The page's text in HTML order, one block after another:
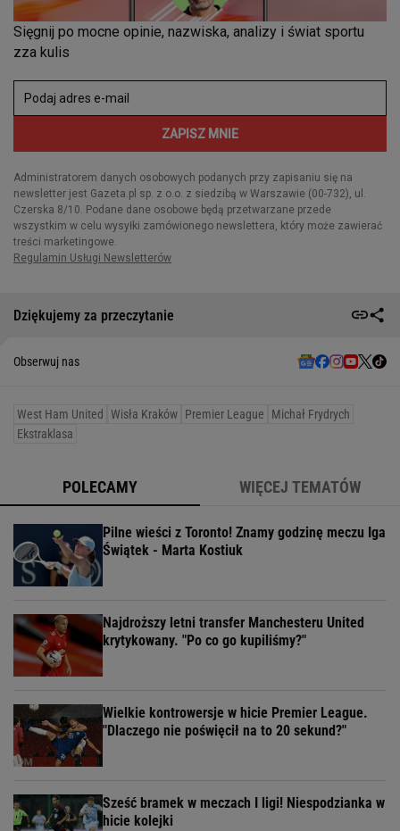
Dziękujemy za przeczytanie
Obserwuj nas
West Ham United Wisła Kraków Premier League
Michał Frydrych
Ekstraklasa
POLECAMY WIĘCEJ TEMATÓW
Pilne wieści z Toronto! Znamy godzinę meczu Iga
Świątek - Marta Kostiuk
Najdroższy letni transfer Manchesteru United
krytykowany. "Po co go kupiliśmy?"
Wielkie kontrowersje w hicie Premier League.
"Dlaczego nie poświęcił na to 20 sekund?"
Sześć bramek w meczach I ligi! Niespodzianka w
hicie kolejki